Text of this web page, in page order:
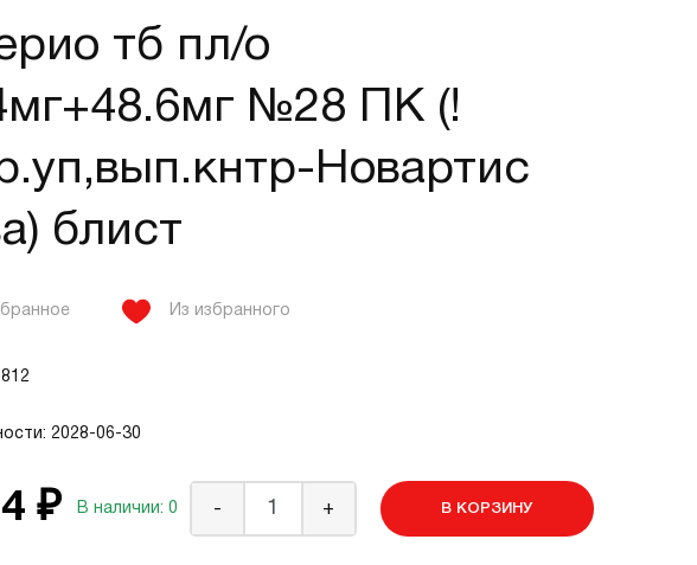
тб пл/о
№28 ПК (!
Новартис
блист
Из избранного
2028-06-30
₽ В наличии: 0 - + В КОРЗИНУ